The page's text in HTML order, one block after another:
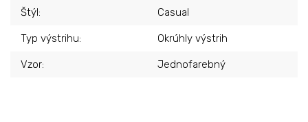
Štýl: Casual
Typ výstrihu: Okrúhly výstrih
Vzor: Jednofarebný